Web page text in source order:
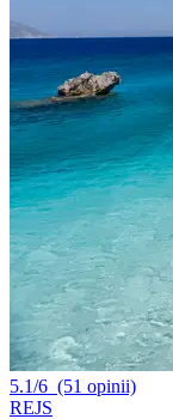
5.1/6 (51 opinii)
REJS